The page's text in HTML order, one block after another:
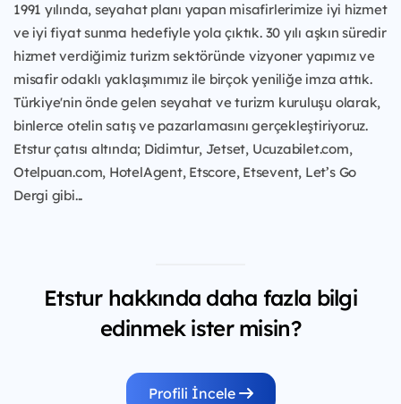
1991 yılında, seyahat planı yapan misafirlerimize iyi hizmet
ve iyi fiyat sunma hedefiyle yola çıktık. 30 yılı aşkın süredir
hizmet verdiğimiz turizm sektöründe vizyoner yapımız ve
misafir odaklı yaklaşımımız ile birçok yeniliğe imza attık.
Türkiye'nin önde gelen seyahat ve turizm kuruluşu olarak,
binlerce otelin satış ve pazarlamasını gerçekleştiriyoruz.
Etstur çatısı altında; Didimtur, Jetset, Ucuzabilet.com,
Otelpuan.com, HotelAgent, Etscore, Etsevent, Let’s Go
Dergi gibi...
Etstur hakkında daha fazla bilgi
edinmek ister misin?
Profili İncele